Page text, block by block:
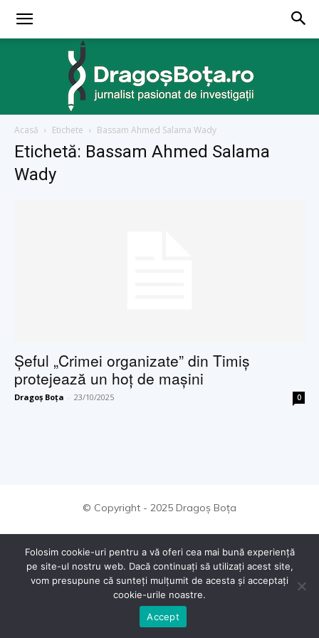
dragosbota.ro
Acasă Etichete Bassam Ahmed Salama Wady
Etichetă: Bassam Ahmed Salama
Wady
Şeful „Crimei organizate” din Timiş
protejează un hoţ de maşini
Dragoș Boța - 23/10/2025 0
© Copyright - 2025 Dragoș Boța
Folosim cookie-uri pentru a vă oferi cea mai bună experiență
pe site-ul nostru web. Dacă continuați să utilizați acest site,
vom presupune că sunteți mulțumit de acesta și acceptați
cookie-urile noastre.
Accept